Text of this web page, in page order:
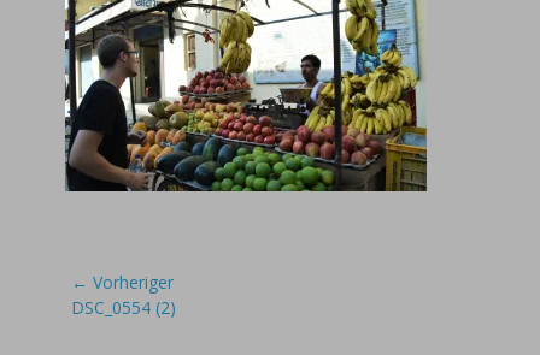
Beitragsnavigation
← Vorheriger
Vorheriger
DSC_0554 (2)